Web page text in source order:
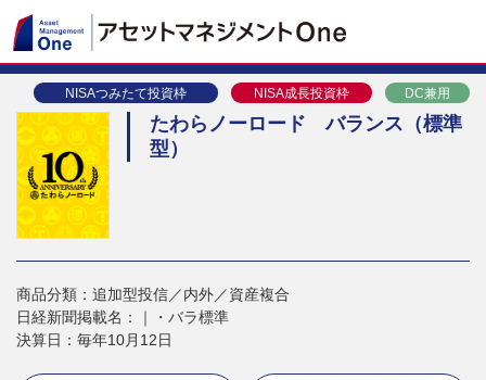
NISAつみたて投資枠 NISA成長投資枠 DC兼用
たわらノーロード バランス（標準
型）
商品分類：追加型投信／内外／資産複合
日経新聞掲載名：｜・バラ標準
決算日：毎年10月12日